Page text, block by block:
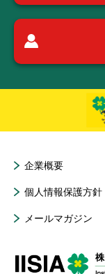
企業概要
個人情報保護方針
メールマガジン